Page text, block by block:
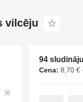
vilcēju
94
Cena: 8,70 €